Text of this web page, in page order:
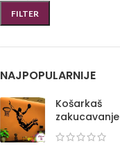
FILTER
NAJPOPULARNIJE
Košarkaš
zakucavanje